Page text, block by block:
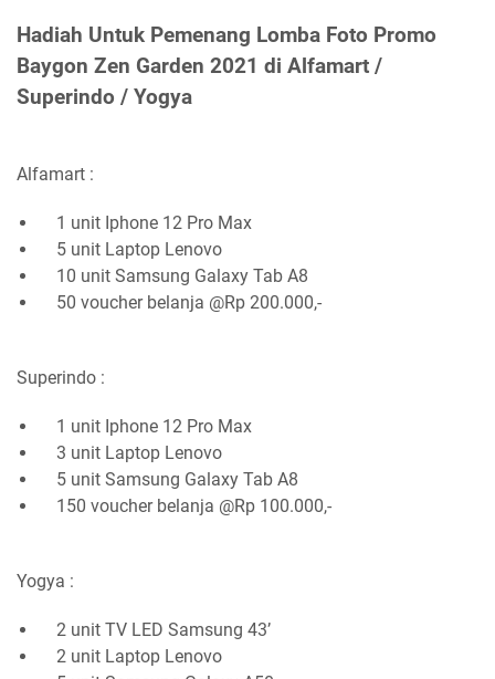
Hadiah Untuk Pemenang Lomba Foto Promo
Baygon Zen Garden 2021 di Alfamart /
Superindo / Yogya
Alfamart :
1 unit Iphone 12 Pro Max
5 unit Laptop Lenovo
10 unit Samsung Galaxy Tab A8
50 voucher belanja @Rp 200.000,-
Superindo :
1 unit Iphone 12 Pro Max
3 unit Laptop Lenovo
5 unit Samsung Galaxy Tab A8
150 voucher belanja @Rp 100.000,-
Yogya :
2 unit TV LED Samsung 43’
2 unit Laptop Lenovo